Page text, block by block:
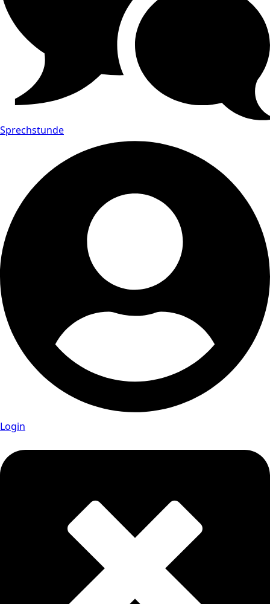
Sprechstunde
Login